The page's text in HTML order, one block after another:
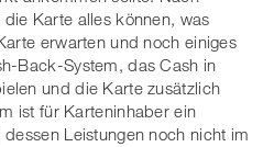
Karte alles können, was
erwarten und noch einiges
Back-System, das Cash in
und die Karte zusätzlich
ist für Karteninhaber ein
Leistungen noch nicht im